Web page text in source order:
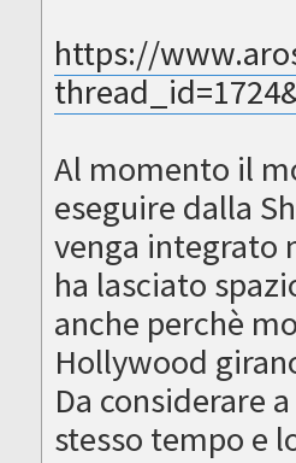
https://
Al momento il
eseguire dalla
venga integrato
ha lasciato
anche perchè
Hollywood
Da considerare
stesso tempo e